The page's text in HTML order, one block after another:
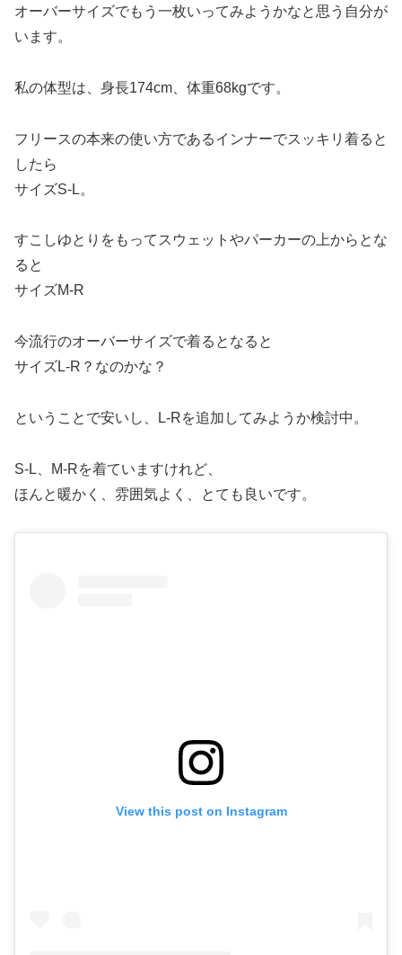
オーバーサイズでもう一枚いってみようかなと思う自分が
います。
私の体型は、身長174cm、体重68kgです。
フリースの本来の使い方であるインナーでスッキリ着ると
したら
サイズS-L。
すこしゆとりをもってスウェットやパーカーの上からとな
ると
サイズM-R
今流行のオーバーサイズで着るとなると
サイズL-R？なのかな？
ということで安いし、L-Rを追加してみようか検討中。
S-L、M-Rを着ていますけれど、
ほんと暖かく、雰囲気よく、とても良いです。
View this post on Instagram